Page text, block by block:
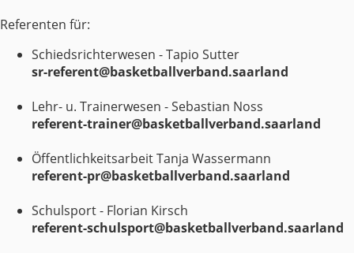
Referenten für:
Schiedsrichterwesen - Tapio Sutter
sr-referent@basketballverband.saarland
Lehr- u. Trainerwesen - Sebastian Noss
referent-trainer@basketballverband.saarland
Öffentlichkeitsarbeit Tanja Wassermann
referent-pr@basketballverband.saarland
Schulsport - Florian Kirsch
referent-schulsport@basketballverband.saarland